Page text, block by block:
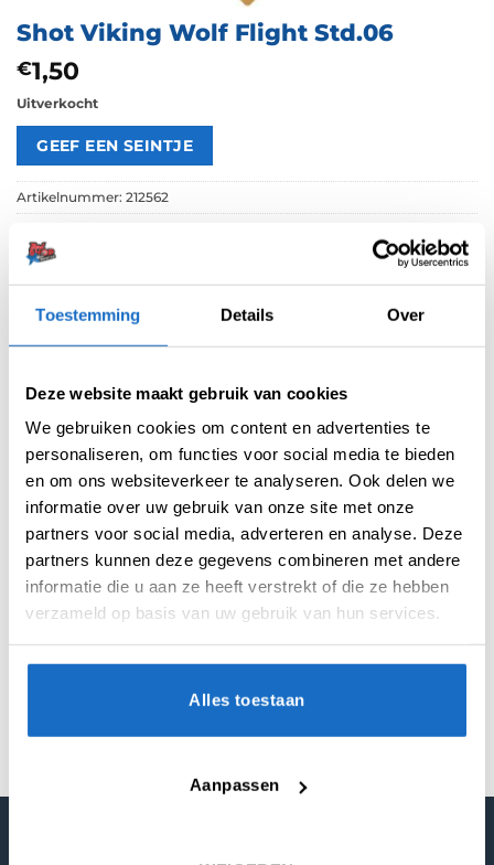
Toestemming Details Over
Deze website maakt gebruik van cookies
We gebruiken cookies om content en advertenties te
personaliseren, om functies voor social media te bieden
en om ons websiteverkeer te analyseren. Ook delen we
informatie over uw gebruik van onze site met onze
partners voor social media, adverteren en analyse. Deze
partners kunnen deze gegevens combineren met andere
informatie die u aan ze heeft verstrekt of die ze hebben
verzameld op basis van uw gebruik van hun services.
Alles toestaan
Aanpassen
Shot Viking Wolf Flight Std.06
€1,50
Uitverkocht
Artikelnummer: 212562
Merk:
AANVULLENDE INFORMATIE
BEOORDELINGEN (0)
SERIE Viking
MICRON 100